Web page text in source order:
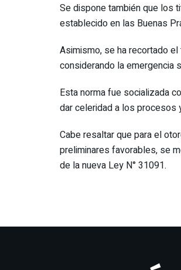
Se dispone también que los
establecido en las Buenas
Asimismo, se ha recortado
considerando la emergencia
Esta norma fue socializada
dar celeridad a los procesos
Cabe resaltar que para el
preliminares favorables, se
de la nueva Ley N° 31091.